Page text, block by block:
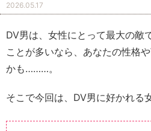
2026.05.17
DV男は、女性にとって最大の敵
ことが多いなら、あなたの性格
かも………。
そこで今回は、DV男に好かれる